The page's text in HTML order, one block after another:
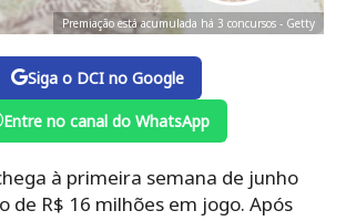
Premiação está acumulada há 3 concursos - Getty
Siga o DCI no Google
Entre no canal do WhatsApp
à primeira semana de junho
de R$ 16 milhões em jogo. Após